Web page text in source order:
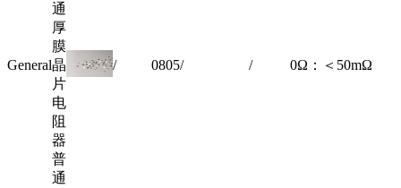
General
通
厚
膜
晶
片
电
阻
器
/ 0805/ / 0Ω：＜50mΩ
普
通